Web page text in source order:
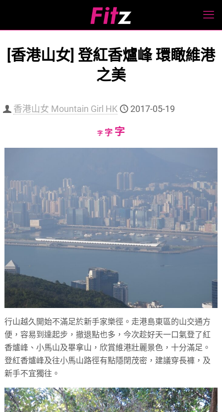
[香港山女] 登紅香爐峰 環瞰維港
之美
香港山女 Mountain Girl HK 2017-05-19
字Decrease
字Reset
字Increase
行山越久開始不滿足於新手家樂徑。走港島東區的山交通方
便，容易到達起步，撤退點也多，今次趁好天一口氣登了紅
香爐峰、小馬山及畢拿山，欣賞維港壯麗景色，十分滿足。
登紅香爐峰及往小馬山路徑有點隱閉茂密，建議穿長褲，及
新手不宜獨往。